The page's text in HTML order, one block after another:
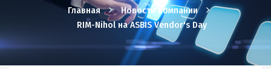
Главная
Новости компании
RIM-Nihol на ASBIS Vendor's Day